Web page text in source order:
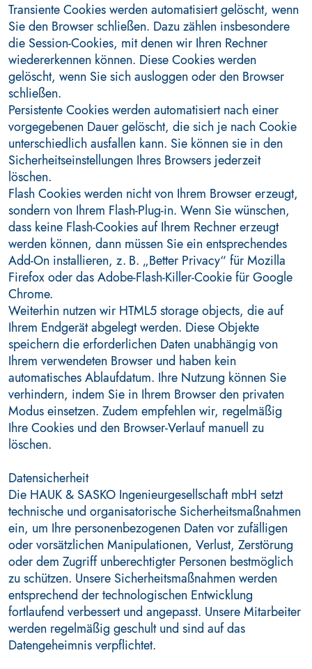
Transiente Cookies werden automatisiert gelöscht, wenn
Sie den Browser schließen. Dazu zählen insbesondere
die Session-Cookies, mit denen wir Ihren Rechner
wiedererkennen können. Diese Cookies werden
gelöscht, wenn Sie sich ausloggen oder den Browser
schließen.
Persistente Cookies werden automatisiert nach einer
vorgegebenen Dauer gelöscht, die sich je nach Cookie
unterschiedlich ausfallen kann. Sie können sie in den
Sicherheitseinstellungen Ihres Browsers jederzeit
löschen.
Flash Cookies werden nicht von Ihrem Browser erzeugt,
sondern von Ihrem Flash-Plug-in. Wenn Sie wünschen,
dass keine Flash-Cookies auf Ihrem Rechner erzeugt
werden können, dann müssen Sie ein entsprechendes
Add-On installieren, z. B. „Better Privacy“ für Mozilla
Firefox oder das Adobe-Flash-Killer-Cookie für Google
Chrome.
Weiterhin nutzen wir HTML5 storage objects, die auf
Ihrem Endgerät abgelegt werden. Diese Objekte
speichern die erforderlichen Daten unabhängig von
Ihrem verwendeten Browser und haben kein
automatisches Ablaufdatum. Ihre Nutzung können Sie
verhindern, indem Sie in Ihrem Browser den privaten
Modus einsetzen. Zudem empfehlen wir, regelmäßig
Ihre Cookies und den Browser-Verlauf manuell zu
löschen.
Datensicherheit
Die HAUK & SASKO Ingenieurgesellschaft mbH setzt
technische und organisatorische Sicherheitsmaßnahmen
ein, um Ihre personenbezogenen Daten vor zufälligen
oder vorsätzlichen Manipulationen, Verlust, Zerstörung
oder dem Zugriff unberechtigter Personen bestmöglich
zu schützen. Unsere Sicherheitsmaßnahmen werden
entsprechend der technologischen Entwicklung
fortlaufend verbessert und angepasst. Unsere Mitarbeiter
werden regelmäßig geschult und sind auf das
Datengeheimnis verpflichtet.